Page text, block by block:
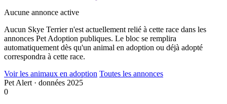
Aucune annonce active
Aucun Skye Terrier n'est actuellement relié à cette race dans les
annonces Pet Adoption publiques. Le bloc se remplira
automatiquement dès qu'un animal en adoption ou déjà adopté
correspondra à cette race.
Voir les animaux en adoption Toutes les annonces
Pet Alert · données 2025
0